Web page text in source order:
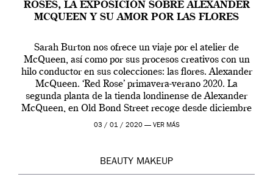
ROSES, LA EXPOSICIÓN SOBRE ALEXANDER
MCQUEEN Y SU AMOR POR LAS FLORES
Sarah Burton nos ofrece un viaje por el atelier de
McQueen, así como por sus procesos creativos con un
hilo conductor en sus colecciones: las flores. Alexander
McQueen. ‘Red Rose’ primavera-verano 2020. La
segunda planta de la tienda londinense de Alexander
McQueen, en Old Bond Street recoge desde diciembre
de 2019 hasta final de abril […]
03 / 01 / 2020 — VER MÁS
BEAUTY MAKEUP